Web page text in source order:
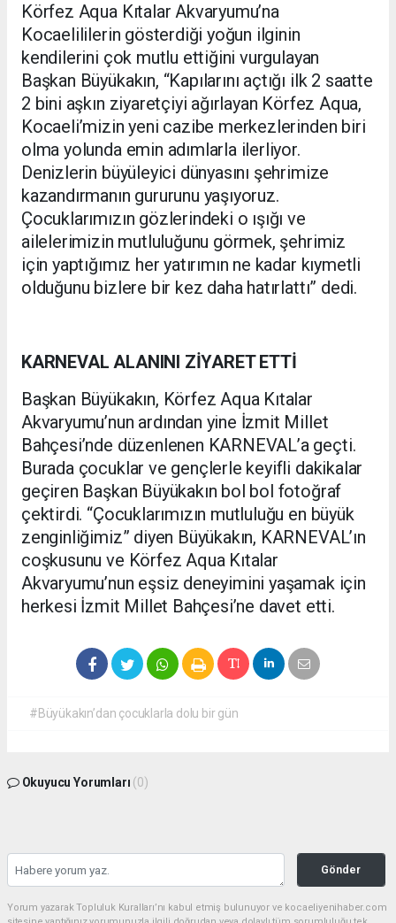
Körfez Aqua Kıtalar Akvaryumu’na
Kocaelililerin gösterdiği yoğun ilginin
kendilerini çok mutlu ettiğini vurgulayan
Başkan Büyükakın, “Kapılarını açtığı ilk 2 saatte
2 bini aşkın ziyaretçiyi ağırlayan Körfez Aqua,
Kocaeli’mizin yeni cazibe merkezlerinden biri
olma yolunda emin adımlarla ilerliyor.
Denizlerin büyüleyici dünyasını şehrimize
kazandırmanın gururunu yaşıyoruz.
Çocuklarımızın gözlerindeki o ışığı ve
ailelerimizin mutluluğunu görmek, şehrimiz
için yaptığımız her yatırımın ne kadar kıymetli
olduğunu bizlere bir kez daha hatırlattı” dedi.
KARNEVAL ALANINI ZİYARET ETTİ
Başkan Büyükakın, Körfez Aqua Kıtalar
Akvaryumu’nun ardından yine İzmit Millet
Bahçesi’nde düzenlenen KARNEVAL’a geçti.
Burada çocuklar ve gençlerle keyifli dakikalar
geçiren Başkan Büyükakın bol bol fotoğraf
çektirdi. “Çocuklarımızın mutluluğu en büyük
zenginliğimiz” diyen Büyükakın, KARNEVAL’ın
coşkusunu ve Körfez Aqua Kıtalar
Akvaryumu’nun eşsiz deneyimini yaşamak için
herkesi İzmit Millet Bahçesi’ne davet etti.
#Büyükakın’dan çocuklarla dolu bir gün
Okuyucu Yorumları (0)
Gönder
Yorum yazarak Topluluk Kuralları’nı kabul etmiş bulunuyor ve kocaeliyenihaber.com